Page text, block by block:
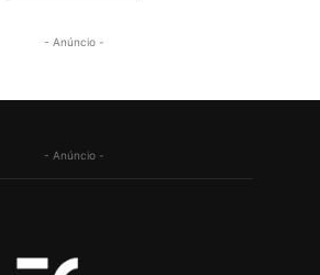
- Anúncio -
- Anúncio -